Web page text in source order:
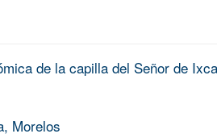
de la capilla del Señor de
Morelos